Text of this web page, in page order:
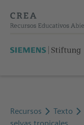
Recursos Texto